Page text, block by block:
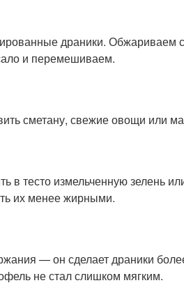
драники. Обжариваем
и перемешиваем.
сметану, свежие овощи или
тесто измельченную зелень
их менее жирными.
— он сделает драники
не стал слишком мягким.